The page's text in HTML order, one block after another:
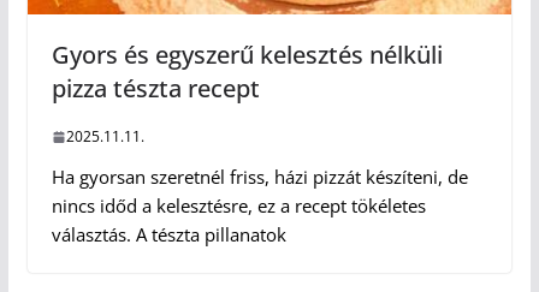
Gyors és egyszerű kelesztés nélküli
pizza tészta recept
2025.11.11.
Ha gyorsan szeretnél friss, házi pizzát készíteni, de
nincs időd a kelesztésre, ez a recept tökéletes
választás. A tészta pillanatok